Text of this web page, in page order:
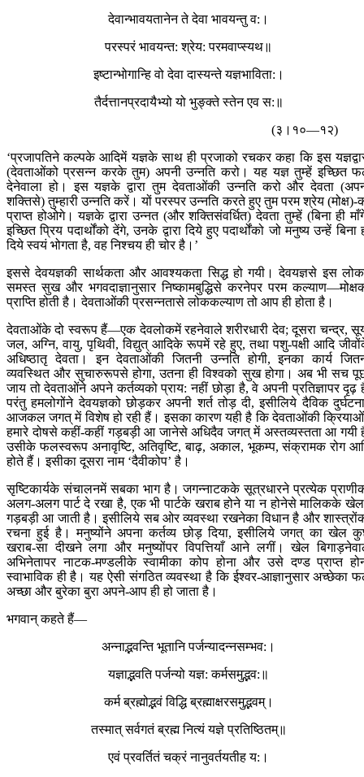
देवान्भावयतानेन ते देवा भावयन्तु व:।
परस्परं भावयन्त: श्रेय: परमवाप्स्यथ॥
इष्टान्भोगान्हि वो देवा दास्यन्ते यज्ञभाविता:।
तैर्दत्तानप्रदायैभ्यो यो भुङ्‍क्ते स्तेन एव स:॥
(३।१०—१२)
‘प्रजापतिने कल्पके आदिमें यज्ञके साथ ही प्रजाको रचकर कहा कि इस
(देवताओंको प्रसन्न करके तुम) अपनी उन्नति करो। यह यज्ञ तुम्हें इच्छित
देनेवाला हो। इस यज्ञके द्वारा तुम देवताओंकी उन्नति करो और देवता
शक्तिसे) तुम्हारी उन्नति करें। यों परस्पर उन्नति करते हुए तुम परम श्रेय (मोक्ष)-
प्राप्त होओगे। यज्ञके द्वारा उन्नत (और शक्तिसंवर्धित) देवता तुम्हें (बिना ही
इच्छित प्रिय पदार्थोंको देंगे, उनके द्वारा दिये हुए पदार्थोंको जो मनुष्य उन्हें बिना
दिये स्वयं भोगता है, वह निश्चय ही चोर है।’
इससे देवयज्ञकी सार्थकता और आवश्यकता सिद्ध हो गयी। देवयज्ञसे इस
समस्त सुख और भगवदाज्ञानुसार निष्कामबुद्धिसे करनेपर परम
प्राप्ति होती है। देवताओंकी प्रसन्नतासे लोककल्याण तो आप ही होता है।
देवताओंके दो स्वरूप हैं—एक देवलोकमें रहनेवाले शरीरधारी देव; दूसरा चन्द्र,
जल, अग्नि, वायु, पृथिवी, विद्युत् आदिके रूपमें रहे हुए, तथा पशु-पक्षी आदि
अधिष्ठातृ देवता। इन देवताओंकी जितनी उन्नति होगी, इनका कार्य
व्यवस्थित और सुचारुरूपसे होगा, उतना ही विश्वको सुख होगा। अब भी सच
जाय तो देवताओंने अपने कर्तव्यको प्राय: नहीं छोड़ा है, वे अपनी प्रतिज्ञापर दृढ़
परंतु हमलोगोंने देवयज्ञको छोड़कर अपनी शर्त तोड़ दी, इसीलिये दैविक
आजकल जगत् में विशेष हो रही हैं। इसका कारण यही है कि देवताओंकी
हमारे दोषसे कहीं-कहीं गड़बड़ी आ जानेसे अधिदैव जगत् में अस्तव्यस्तता आ गयी
उसीके फलस्वरूप अनावृष्टि, अतिवृष्टि, बाढ़, अकाल, भूकम्प, संक्रामक रोग
होते हैं। इसीका दूसरा नाम ‘दैवीकोप’ है।
सृष्टिकार्यके संचालनमें सबका भाग है। जगन्नाटकके सूत्रधारने प्रत्येक
अलग-अलग पार्ट दे रखा है, एक भी पार्टके खराब होने या न होनेसे मालिकके
गड़बड़ी आ जाती है। इसीलिये सब ओर व्यवस्था रखनेका विधान है और
रचना हुई है। मनुष्योंने अपना कर्तव्य छोड़ दिया, इसीलिये जगत् का खेल
खराब-सा दीखने लगा और मनुष्योंपर विपत्तियाँ आने लगीं। खेल
अभिनेतापर नाटक-मण्डलीके स्वामीका कोप होना और उसे दण्ड प्राप्त
स्वाभाविक ही है। यह ऐसी संगठित व्यवस्था है कि ईश्वर-आज्ञानुसार अच्छेका
अच्छा और बुरेका बुरा अपने-आप ही हो जाता है।
भगवान् कहते हैं—
अन्नाद्भवन्ति भूतानि पर्जन्यादन्नसम्भव:।
यज्ञाद्भवति पर्जन्यो यज्ञ: कर्मसमुद्भव:॥
कर्म ब्रह्मोद्भवं विद्धि ब्रह्माक्षरसमुद्भवम्।
तस्मात् सर्वगतं ब्रह्म नित्यं यज्ञे प्रतिष्ठितम्॥
एवं प्रवर्तितं चक्रं नानुवर्तयतीह य:।